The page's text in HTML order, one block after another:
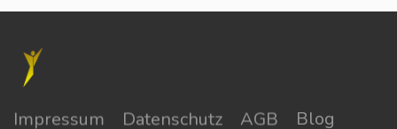
Impressum Datenschutz AGB Blog